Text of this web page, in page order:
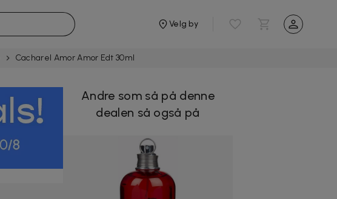
Velg by
Cacharel Amor Amor Edt 30ml
Andre som så på denne
dealen så også på